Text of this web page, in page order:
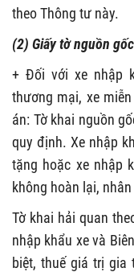
theo Thông tư này.
(2) Giấy tờ nguồn
+ Đối với xe nhập
thương mại, xe
án: Tờ khai nguồn
quy định. Xe nhập
tặng hoặc xe nhập
không hoàn lại,
Tờ khai hải quan
nhập khẩu xe và
biệt, thuế giá trị gia